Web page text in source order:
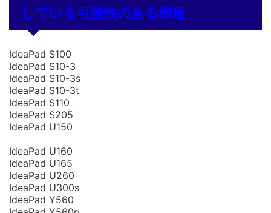
している可能性のある機種
IdeaPad S100
IdeaPad S10-3
IdeaPad S10-3s
IdeaPad S10-3t
IdeaPad S110
IdeaPad S205
IdeaPad U150
IdeaPad U160
IdeaPad U165
IdeaPad U260
IdeaPad U300s
IdeaPad Y560